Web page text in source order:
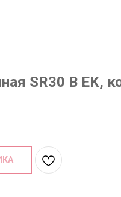
SR30 B EK,